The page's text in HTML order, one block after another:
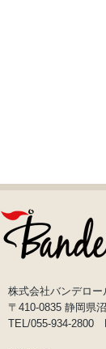
株式会社バンデロー
〒410-0835 静岡県
TEL/055-934-2800